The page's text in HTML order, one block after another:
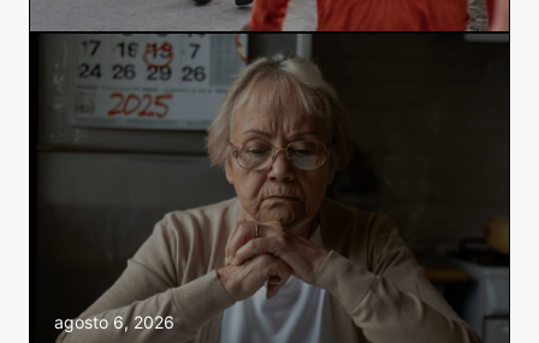
agosto 6, 2026